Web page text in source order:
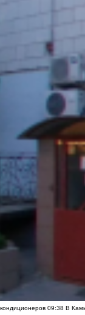
09:38 В